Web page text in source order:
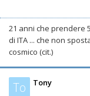
21 anni che prendere
di ITA ... che non
cosmico (cit.)
To Tony